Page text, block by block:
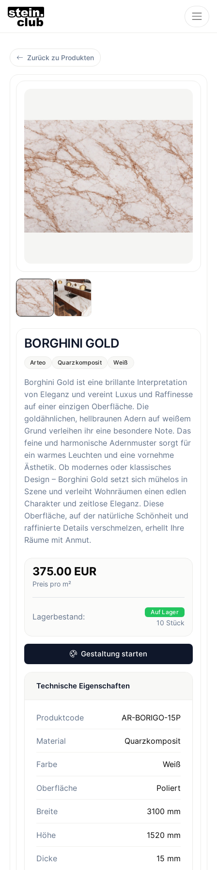
Zurück zu Produkten
BORGHINI GOLD
Arteo Quarzkomposit Weiß
Borghini Gold ist eine brillante Interpretation
von Eleganz und vereint Luxus und Raffinesse
auf einer einzigen Oberfläche. Die
goldähnlichen, hellbraunen Adern auf weißem
Grund verleihen ihr eine besondere Note. Das
feine und harmonische Adernmuster sorgt für
ein warmes Leuchten und eine vornehme
Ästhetik. Ob modernes oder klassisches
Design – Borghini Gold setzt sich mühelos in
Szene und verleiht Wohnräumen einen edlen
Charakter und zeitlose Eleganz. Diese
Oberfläche, auf der natürliche Schönheit und
raffinierte Details verschmelzen, erhellt Ihre
Räume mit Anmut.
375.00 EUR
Preis pro m²
Lagerbestand: Auf Lager
10 Stück
Gestaltung starten
Technische Eigenschaften
Produktcode AR-BORIGO-15P
Material Quarzkomposit
Farbe Weiß
Oberfläche Poliert
Breite 3100 mm
Höhe 1520 mm
Dicke 15 mm